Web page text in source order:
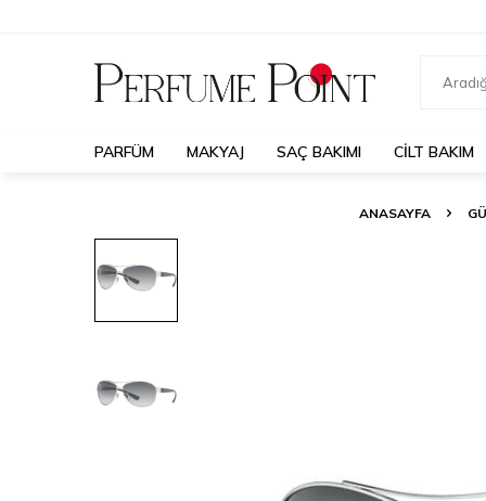
PARFÜM MAKYAJ SAÇ BAKIMI CILT BAKIM
ANASAYFA